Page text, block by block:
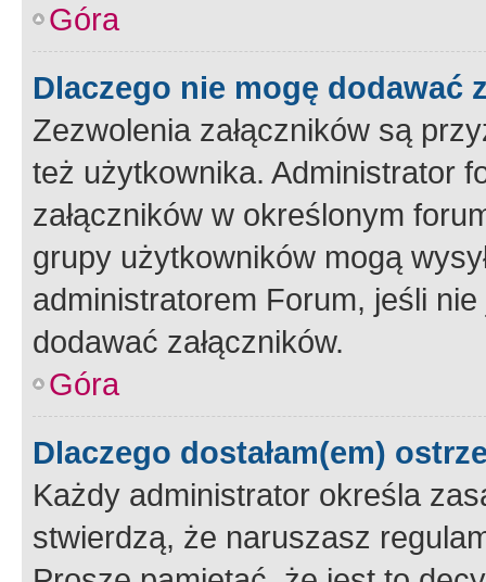
Góra
Dlaczego nie mogę dodawać
Zezwolenia załączników są
też użytkownika. Administrator
załączników w określonym
grupy użytkowników mogą
administratorem Forum, jeśli
dodawać załączników.
Góra
Dlaczego dostałam(em)
Każdy administrator określa
stwierdzą, że naruszasz